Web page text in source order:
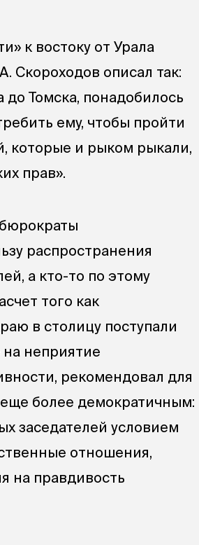
к востоку от Урала
Скороходов описал так:
до Томска, понадобилось
ему, чтобы пройти
которые и рыком рыкали,
прав».
распространения
а кто-то по этому
того как
в столицу поступали
неприятие
рекомендовал для
более демократичным:
заседателей условием
отношения,
на правдивость